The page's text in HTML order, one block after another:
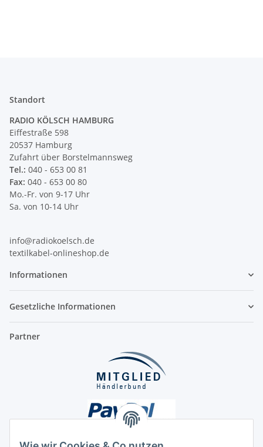
Standort
RADIO KÖLSCH HAMBURG
Eiffestraße 598
20537 Hamburg
Zufahrt über Borstelmannsweg
Tel.: 040 - 653 00 81
Fax: 040 - 653 00 80
Mo.-Fr. von 9-17 Uhr
Sa. von 10-14 Uhr
info@radiokoelsch.de
textilkabel-onlineshop.de
Informationen
Gesetzliche Informationen
Partner